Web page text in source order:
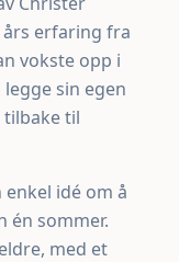
erfaring fra
vokste opp i
sin egen
til
idé om å
én sommer.
med et